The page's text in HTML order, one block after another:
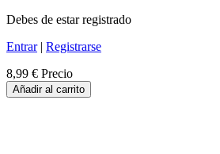
Debes de estar registrado
Entrar| Registrarse
8,99 € Precio
Añadir al carrito